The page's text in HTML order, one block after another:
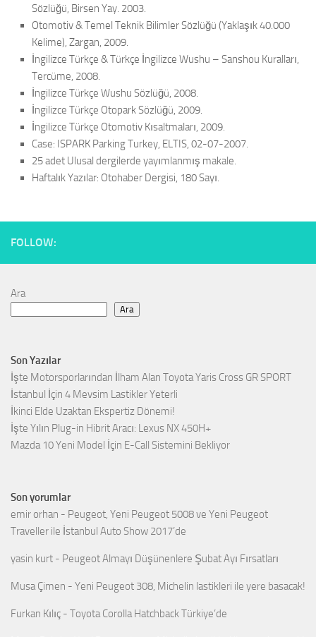
Sözlüğü, Birsen Yay. 2003.
Otomotiv & Temel Teknik Bilimler Sözlüğü (Yaklaşık 40.000
Kelime), Zargan, 2009.
İngilizce Türkçe & Türkçe İngilizce Wushu – Sanshou Kuralları,
Tercüme, 2008.
İngilizce Türkçe Wushu Sözlüğü, 2008.
İngilizce Türkçe Otopark Sözlüğü, 2009.
İngilizce Türkçe Otomotiv Kısaltmaları, 2009.
Case: ISPARK Parking Turkey, ELTIS, 02-07-2007.
25 adet Ulusal dergilerde yayımlanmış makale.
Haftalık Yazılar: Otohaber Dergisi, 180 Sayı.
FOLLOW:
Ara
Ara
Son Yazılar
İşte Motorsporlarından İlham Alan Toyota Yaris Cross GR SPORT
İstanbul İçin 4 Mevsim Lastikler Yeterli
İkinci Elde Uzaktan Ekspertiz Dönemi!
İşte Yılın Plug-in Hibrit Aracı: Lexus NX 450H+
Mazda 10 Yeni Model İçin E-Call Sistemini Bekliyor
Son yorumlar
emir orhan - Peugeot, Yeni Peugeot 5008 ve Yeni Peugeot
Traveller ile İstanbul Auto Show 2017’de
yasin kurt - Peugeot Almayı Düşünenlere Şubat Ayı Fırsatları
Musa Çimen - Yeni Peugeot 308, Michelin lastikleri ile yere basacak!
Furkan Kılıç - Toyota Corolla Hatchback Türkiye’de